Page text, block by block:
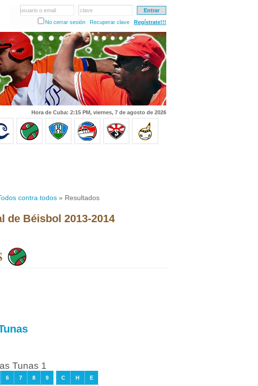
usuario o email
clave
No cerrar sesión
Recuperar clave Regístrate!!!
Hora de Cuba: 2:15 PM, viernes, 7 de agosto de 2026
contra todos » Resultados
de Béisbol 2013-2014
Tunas 1
6 7 8 9 C H
E